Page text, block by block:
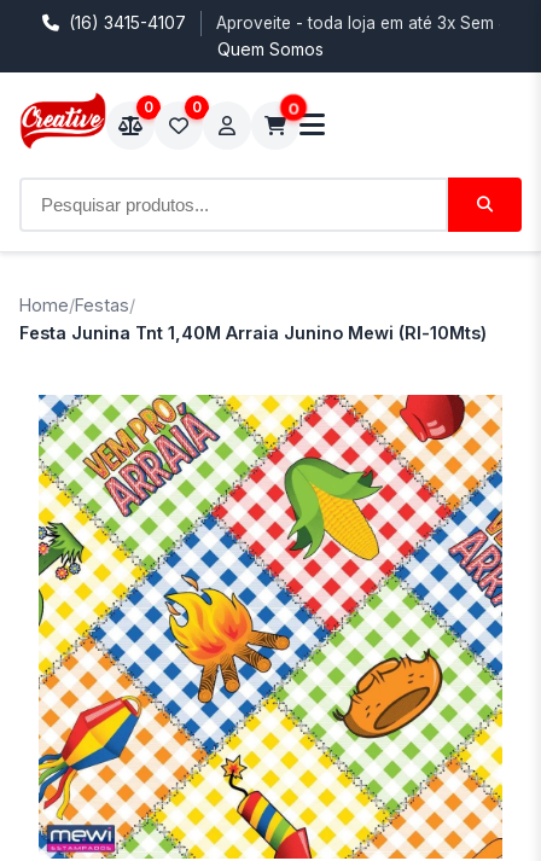
(16) 3415-4107 Aproveite - toda loja em até 3x Sem
Quem Somos
0 0 0
Home/Festas/
Festa Junina Tnt 1,40M Arraia Junino Mewi (Rl-10Mts)